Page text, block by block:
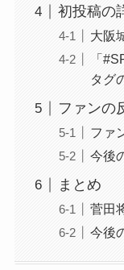
初投稿の
大阪
「
タグ
ファンの
ファ
今後
まとめ
菅田
今後